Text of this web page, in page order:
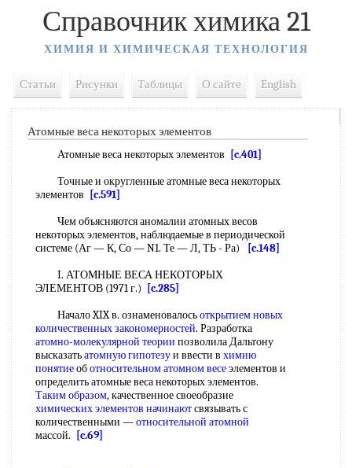
Справочник химика 21
ХИМИЯ И ХИМИЧЕСКАЯ ТЕХНОЛОГИЯ
Статьи Рисунки Таблицы О сайте English
Атомные веса некоторых элементов
Атомные веса некоторых элементов
[c.401]
Точные и округленные атомные веса некоторых
элементов
[c.591]
Чем объясняются аномалии атомных весов
некоторых элементов, наблюдаемые в периодической
системе (Аг — К, Со — N1. Те — Л, ТЬ - Ра)
[c.148]
I. АТОМНЫЕ ВЕСА НЕКОТОРЫХ
ЭЛЕМЕНТОВ (1971 г.)
[c.285]
Начало XIX в. ознаменовалосьоткрытием новых
количественных закономерностей. Разработка
атомно-молекулярной теории позволила Дальтону
высказатьатомную гипотезуи ввести в химию
понятиеоботносительном атомном весеэлементов и
определить атомные веса некоторых элементов.
Таким образом, качественное своеобразие
химических элементов начинаютсвязывать с
количественными —относительной атомной
массой.
[c.69]